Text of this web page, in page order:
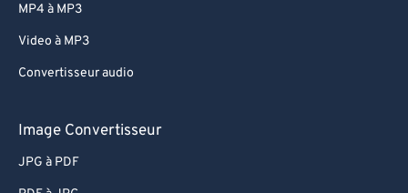
MP4 à MP3
Video à MP3
Convertisseur audio
Image Convertisseur
JPG à PDF